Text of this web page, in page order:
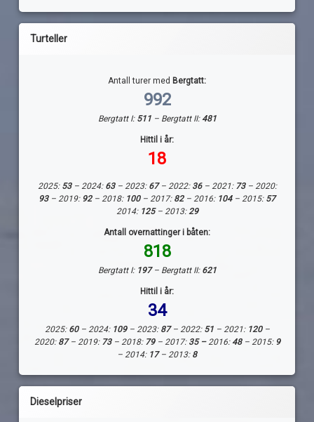
Turteller
Antall turer med Bergtatt:
992
Bergtatt I: 511 – Bergtatt II:481
Hittil i år:
18
2025: 53– 2024:63– 2023: 67– 2022: 36– 2021: 73– 2020:
93– 2019: 92– 2018: 100 – 2017: 82– 2016: 104– 2015: 57
2014: 125– 2013: 29
Antall overnattinger i båten:
818
Bergtatt I: 197– Bergtatt II: 621
Hittil i år:
34
2025: 60– 2024: 109– 2023: 87– 2022: 51– 2021: 120–
2020: 87– 2019: 73– 2018: 79– 2017: 35 – 2016:48– 2015: 9
– 2014: 17– 2013: 8
Dieselpriser